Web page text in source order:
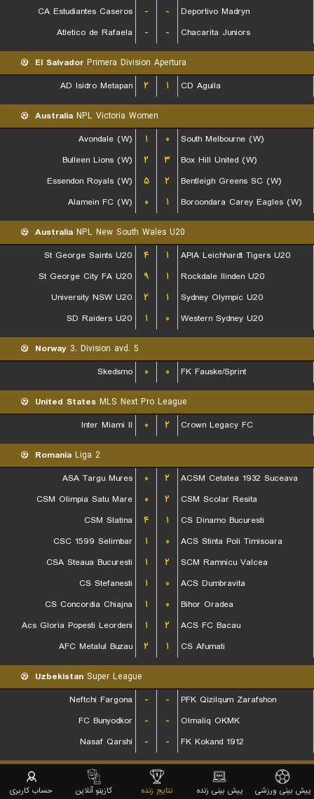
CA Estudiantes Caseros
- -
Deportivo Madryn
Atletico de Rafaela
- - Chacarita Juniors
El Salvador Primera Division Apertura
AD Isidro Metapan
۲ ۱ CD Aguila
Australia NPL Victoria Women
Avondale (W)
۱ ۰
South Melbourne (W)
Bulleen Lions (W)
۲ ۳
Box Hill United (W)
Essendon Royals (W)
۵ ۲
Bentleigh Greens SC (W)
Alamein FC (W)
۰ ۱ Boroondara Carey Eagles (W)
Australia NPL New South Wales U20
St George Saints U20
۴ ۱
APIA Leichhardt Tigers U20
St George City FA U20
۹ ۱
Rockdale Ilinden U20
University NSW U20
۲ ۱
Sydney Olympic U20
SD Raiders U20
۱ ۰ Western Sydney U20
Norway 3. Division avd. 5
Skedsmo
۰ ۰ FK Fauske/Sprint
United States MLS Next Pro League
Inter Miami II
۰ ۲ Crown Legacy FC
Romania Liga 2
ASA Targu Mures
۰ ۲
ACSM Cetatea 1932 Suceava
CSM Olimpia Satu Mare
۰ ۲
CSM Scolar Resita
CSM Slatina
۴ ۱
CS Dinamo Bucuresti
CSC 1599 Selimbar
۱ ۰
ACS Stinta Poli Timisoara
CSA Steaua Bucuresti
۱ ۲
SCM Ramnicu Valcea
CS Stefanesti
۱ ۰
ACS Dumbravita
CS Concordia Chiajna
۱ ۰
Bihor Oradea
Acs Gloria Popesti Leordeni
۱ ۲
ACS FC Bacau
AFC Metalul Buzau
۲ ۱ CS Afumati
Uzbekistan Super League
Neftchi Fargona
- -
PFK Qizilqum Zarafshon
FC Bunyodkor
- -
Olmaliq OKMK
Nasaf Qarshi
- - FK Kokand 1912
3. Division avd. 4
Hinna Fotball
- - Flekkeroy IL پیش بینی ورزشی پیش بینی زنده نتایج زنده کازینو آنلاین حساب کاربری